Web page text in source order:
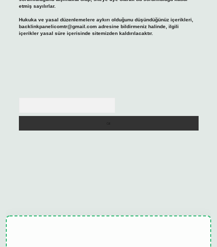
etmiş sayılırlar.
Hukuka ve yasal düzenlemelere aykırı olduğunu düşündüğünüz içerikleri,
backlinkpanelicomtr@gmail.comadresine bildirmeniz halinde, ilgili
içerikler yasal süre içerisinde sitemizden kaldırılacaktır.